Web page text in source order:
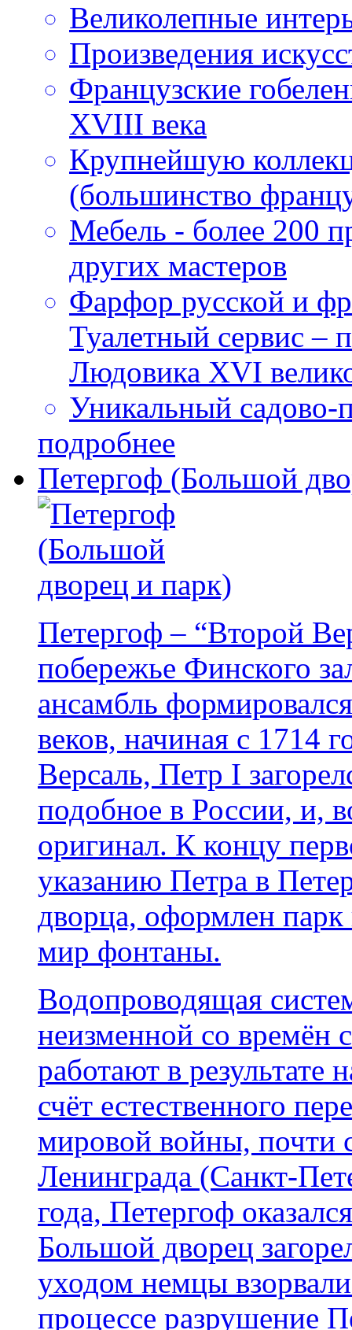
Великолепные
Произведения
Французские
XVIII века
Крупнейшую
(большинство
Мебель - более 200
других мастеров
Фарфор русской и
Туалетный сервис –
Людовика XVI
Уникальный садово-
подробнее
Петергоф (Большой
Петергоф – “Второй
побережье Финского
ансамбль
веков, начиная с 1714
Версаль, Петр I
подобное в России, и,
оригинал. К концу
указанию Петра в
дворца, оформлен парк
мир фонтаны.
Водопроводящая
неизменной со времён
работают в результате
счёт естественного
мировой войны, почти
Ленинграда (Санкт-
года, Петергоф
Большой дворец
уходом немцы
процессе разрушение